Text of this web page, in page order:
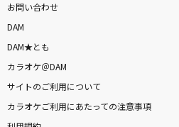
お問い合わせ
DAM
DAM★とも
カラオケ＠DAM
サイトのご利用について
カラオケご利用にあたっての注意事項